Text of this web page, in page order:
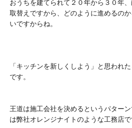
おうちを建てられて２０年から３０年
取替えですから、どのように進めるの
いですからね。
「キッチンを新しくしよう」と思われ
です。
王道は施工会社を決めるというパター
は弊社オレンジナイトのような工務店で